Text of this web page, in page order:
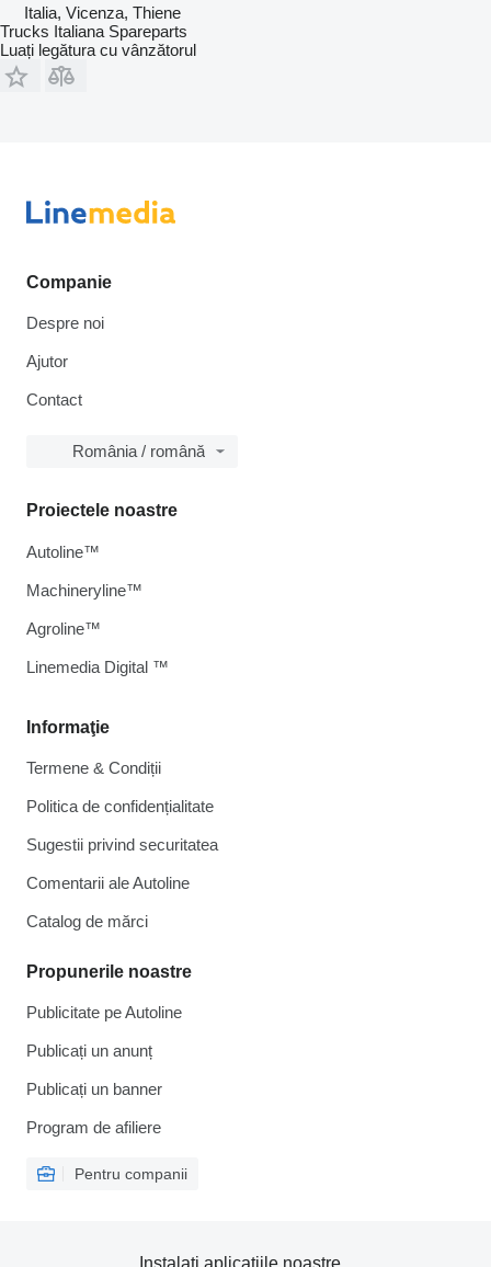
Italia, Vicenza, Thiene
Trucks Italiana Spareparts
Luați legătura cu vânzătorul
Companie
Despre noi
Ajutor
Contact
România / română
Informaţie
Termene & Condiții
Politica de confidențialitate
Sugestii privind securitatea
Comentarii ale Autoline
Catalog de mărcі
Propunerile noastre
Publicitate pe Autoline
Publicați un anunț
Publicați un banner
Program de afiliere
Pentru companii
Proiectele noastre
Autoline™
Machineryline™
Agroline™
Linemedia Digital ™